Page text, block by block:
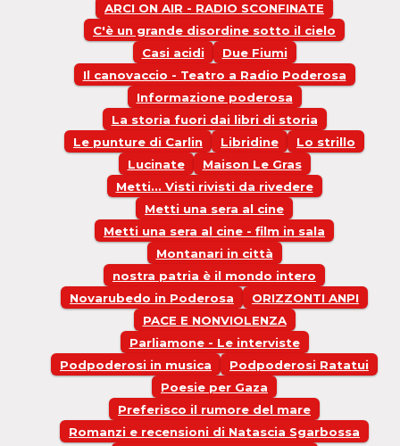
ARCI ON AIR - RADIO SCONFINATE
C'è un grande disordine sotto il cielo
Casi acidi
Due Fiumi
Il canovaccio - Teatro a Radio Poderosa
Informazione poderosa
La storia fuori dai libri di storia
Le punture di Carlin
Libridine
Lo strillo
Lucinate
Maison Le Gras
Metti... Visti rivisti da rivedere
Metti una sera al cine
Metti una sera al cine - film in sala
Montanari in città
nostra patria è il mondo intero
Novarubedo in Poderosa
ORIZZONTI ANPI
PACE E NONVIOLENZA
Parliamone - Le interviste
Podpoderosi in musica
Podpoderosi Ratatui
Poesie per Gaza
Preferisco il rumore del mare
Romanzi e recensioni di Natascia Sgarbossa